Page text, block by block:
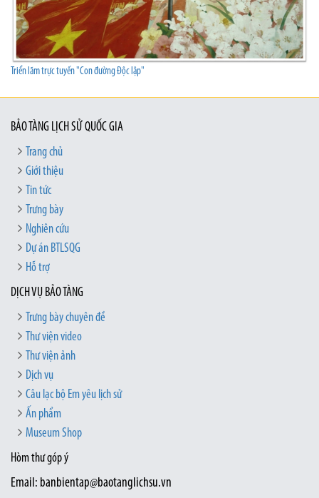
Triển lãm trực tuyến "Con đường Độc lập"
BẢO TÀNG LỊCH SỬ QUỐC GIA
Trang chủ
Giới thiệu
Tin tức
Trưng bày
Nghiên cứu
Dự án BTLSQG
Hỗ trợ
DỊCH VỤ BẢO TÀNG
Trưng bày chuyên đề
Thư viện video
Thư viện ảnh
Dịch vụ
Câu lạc bộ Em yêu lịch sử
Ấn phẩm
Museum Shop
Hòm thư góp ý
Email: banbientap@baotanglichsu.vn